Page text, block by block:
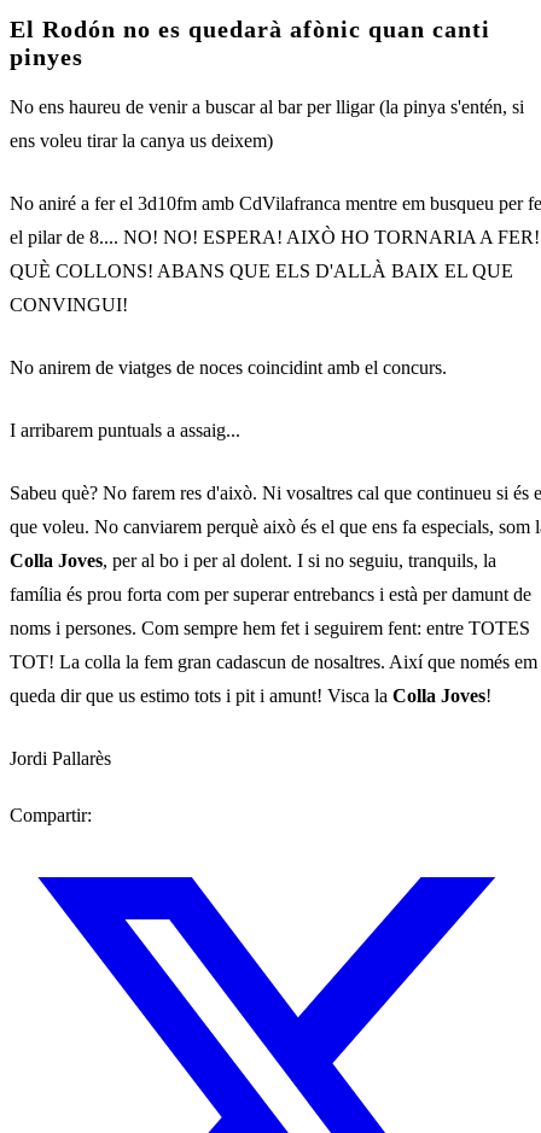
El Rodón no es quedarà afònic quan canti
pinyes
No ens haureu de venir a buscar al bar per lligar (la pinya s'entén, si
ens voleu tirar la canya us deixem)
No aniré a fer el 3d10fm amb CdVilafranca mentre em busqueu per
el pilar de 8.... NO! NO! ESPERA! AIXÒ HO TORNARIA A FER!
QUÈ COLLONS! ABANS QUE ELS D'ALLÀ BAIX EL QUE
CONVINGUI!
No anirem de viatges de noces coincidint amb el concurs.
I arribarem puntuals a assaig...
Sabeu què? No farem res d'això. Ni vosaltres cal que continueu si és
que voleu. No canviarem perquè això és el que ens fa especials, som
Colla Joves, per al bo i per al dolent. I si no seguiu, tranquils, la
família és prou forta com per superar entrebancs i està per damunt de
noms i persones. Com sempre hem fet i seguirem fent: entre TOTES
TOT! La colla la fem gran cadascun de nosaltres. Així que només em
queda dir que us estimo tots i pit i amunt! Visca la Colla Joves!
Jordi Pallarès
Compartir: